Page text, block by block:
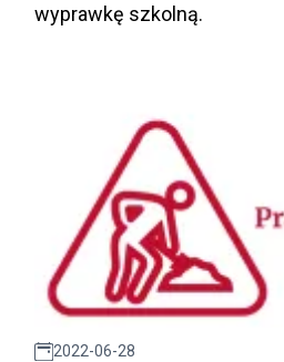
wyprawkę szkolną.
2022-06-28